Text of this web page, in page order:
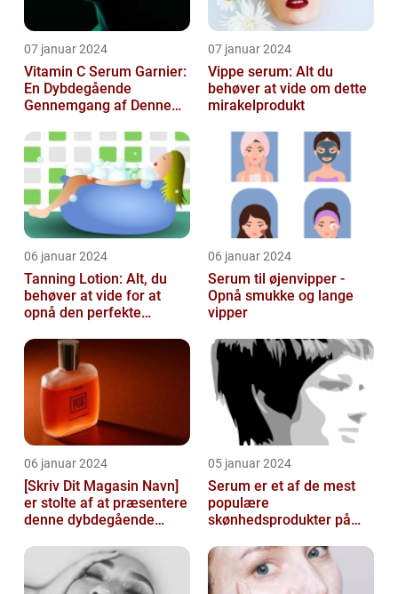
07 januar 2024
Vitamin C Serum Garnier:
En Dybdegående
Gennemgang af Denne
Kosmetikfavorit
07 januar 2024
Vippe serum: Alt du
behøver at vide om dette
mirakelprodukt
06 januar 2024
Tanning Lotion: Alt, du
behøver at vide for at
opnå den perfekte
06 januar 2024
Serum til øjenvipper -
Opnå smukke og lange
vipper
06 januar 2024
[Skriv Dit Magasin Navn]
er stolte af at præsentere
denne dybdegående
05 januar 2024
Serum er et af de mest
populære
skønhedsprodukter på
ansigt er en vigtig de...